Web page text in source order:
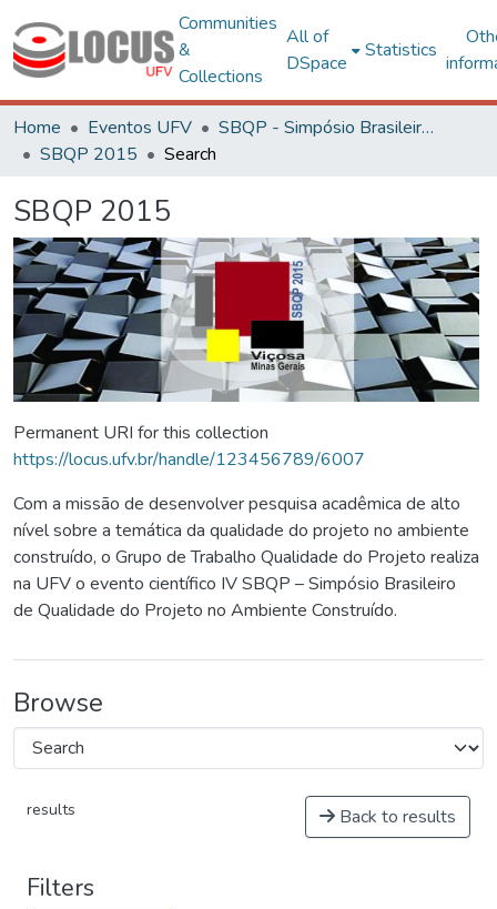
Communities
&
Collections
All of
DSpace
Statistics
Home Eventos UFV
SBQP - Simpósio Brasileiro de Qualidade do Projeto no Ambiente Construído
SBQP 2015
Search
SBQP 2015
Permanent URI for this collection
https://locus.ufv.br/handle/123456789/6007
Com a missão de desenvolver pesquisa acadêmica de alto
nível sobre a temática da qualidade do projeto no ambiente
construído, o Grupo de Trabalho Qualidade do Projeto realiza
na UFV o evento científico IV SBQP – Simpósio Brasileiro
de Qualidade do Projeto no Ambiente Construído.
Browse
results Back to results
Filters